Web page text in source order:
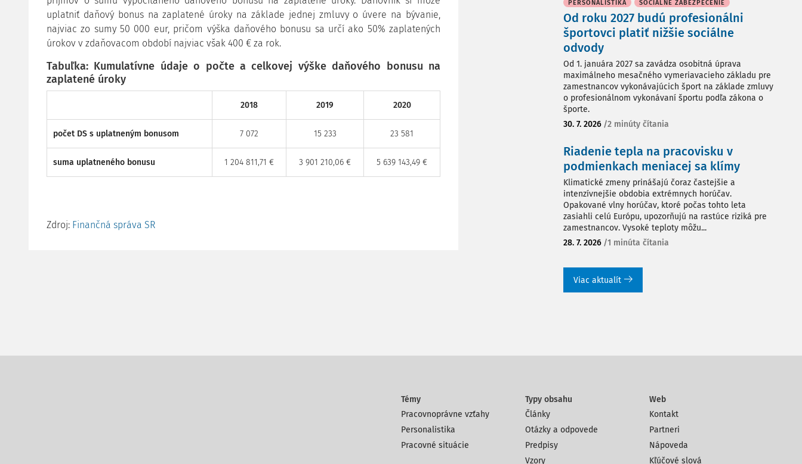
uplatniť daňový bonus na zaplatené úroky na základe jednej zmluvy o úvere na bývanie,
najviac zo sumy 50 000 eur, pričom výška daňového bonusu sa určí ako 50% zaplatených
úrokov v zdaňovacom období najviac však 400 € za rok.
Tabuľka: Kumulatívne údaje o počte a celkovej výške daňového bonusu na
zaplatené úroky
2018 2019 2020
počet DS s uplatneným bonusom 7 072 15 233 23 581
suma uplatneného bonusu 1 204 811,71 € 3 901 210,06 € 5 639 143,49 €
Zdroj: Finančná správa SR
PERSONALISTIKA SOCIÁLNE ZABEZPEČENIE
Od roku 2027 budú profesionálni
športovci platiť nižšie sociálne
odvody
Od 1. januára 2027 sa zavádza osobitná úprava
maximálneho mesačného vymeriavacieho základu pre
zamestnancov vykonávajúcich šport na základe zmluvy
o profesionálnom vykonávaní športu podľa zákona o
športe.
30. 7. 2026 /2 minúty čítania
Riadenie tepla na pracovisku v
podmienkach meniacej sa klímy
Klimatické zmeny prinášajú čoraz častejšie a
intenzívnejšie obdobia extrémnych horúčav.
Opakované vlny horúčav, ktoré počas tohto leta
zasiahli celú Európu, upozorňujú na rastúce riziká pre
zamestnancov. Vysoké teploty môžu...
28. 7. 2026 /1 minúta čítania
Viac aktualít
Témy
Pracovnoprávne vzťahy
Personalistika
Pracovné situácie
Typy obsahu
Články
Otázky a odpovede
Predpisy
Vzory
Web
Kontakt
Partneri
Nápoveda
Kľúčové slová